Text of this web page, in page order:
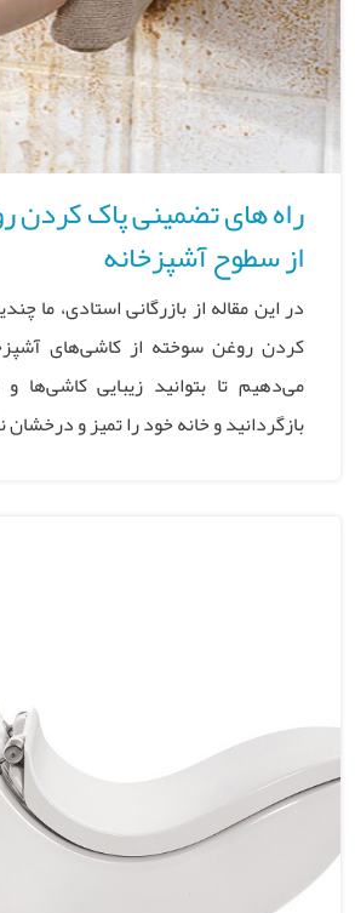
راه های تضمینی پاک
از سطوح آشپزخانه
در این مقاله از بازرگانی استادی، ما
کردن روغن سوخته از کاشی‌های
می‌دهیم تا بتوانید زیبایی کاشی‌ها
بازگردانید و خانه خود را تمیز و درخشان